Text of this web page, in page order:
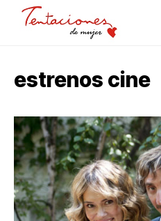
estrenos cine